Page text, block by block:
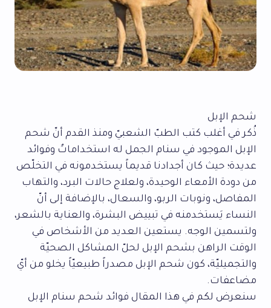
شحم الإبل
ذُكر في أغلب كتب الطبّ الشعبيّ ومنذ القدم أنّ شحم
الإبل الموجود في سنام الجمل له استخداماتٌ وفوائد
عديدة؛ حيث كان أجدادنا قديماً يستخدمونه في التخلّص
من دودة الأمعاء الوحيدة، ولعلاج حالات البرد، والتهاب
المفاصل، ونوبات الربو، والسعال، بالإضافة إلى أنّ
النساء يَستخدمنه في تبييض البشرة، والعناية بالشعر،
ولتسمين الوجه. يستعين العديد من الأشخاص في
الوقت الراهن بشحم الإبل لحلّ المشاكل الصحيّة
والتجميليّة، كون شحم الإبل مصدراً طبيعيّاً يخلو من أيّ
مضاعفات.
سنعرض لكم في هذا المقال فوائد شحم سنام الإبل